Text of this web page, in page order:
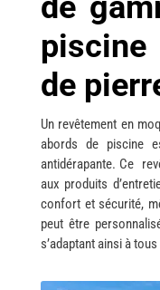
de
Un revêtement en
abords de piscine
antidérapante. Ce
aux produits
confort et sécurité,
peut être
s’adaptant ainsi à